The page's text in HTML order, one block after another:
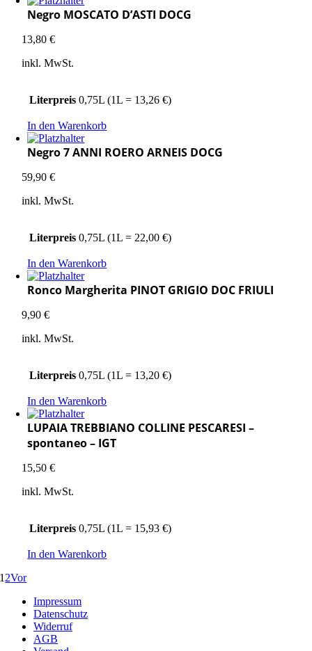
Negro MOSCATO D’ASTI DOCG
13,80€
inkl. MwSt.
Literpreis 0,75L (1L = 13,26 €)
In den Warenkorb
Negro 7 ANNI ROERO ARNEIS DOCG
59,90€
inkl. MwSt.
Literpreis 0,75L (1L = 22,00 €)
In den Warenkorb
Ronco Margherita PINOT GRIGIO DOC FRIULI
9,90€
inkl. MwSt.
Literpreis 0,75L (1L = 13,20 €)
In den Warenkorb
LUPAIA TREBBIANO COLLINE PESCARESI –
spontaneo – IGT
15,50€
inkl. MwSt.
Literpreis 0,75L (1L = 15,93 €)
In den Warenkorb
1 2Vor
Impressum
Datenschutz
Widerruf
AGB